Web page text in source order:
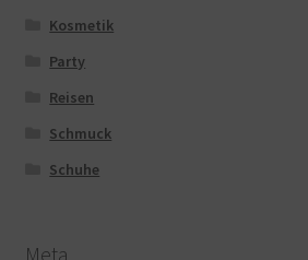
Kosmetik
Party
Reisen
Schmuck
Schuhe
Meta